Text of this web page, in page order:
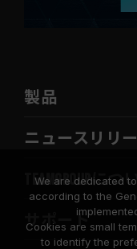
製品
ニュースリリ
TEAMGROUPにつ
サポート
We are dedicated
according to the
Cookies are small
to identify the